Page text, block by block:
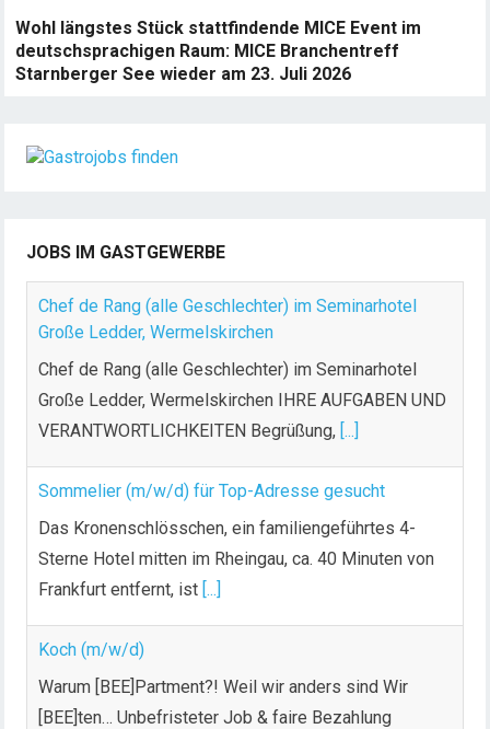
Wohl längstes Stück stattfindende MICE Event im
deutschsprachigen Raum: MICE Branchentreff
Starnberger See wieder am 23. Juli 2026
JOBS IM GASTGEWERBE
Chef de Rang (alle Geschlechter) im Seminarhotel
Große Ledder, Wermelskirchen
Chef de Rang (alle Geschlechter) im Seminarhotel
Große Ledder, Wermelskirchen IHRE AUFGABEN UND
VERANTWORTLICHKEITEN Begrüßung, [...]
Sommelier (m/w/d) für Top-Adresse gesucht
Das Kronenschlösschen, ein familiengeführtes 4-
Sterne Hotel mitten im Rheingau, ca. 40 Minuten von
Frankfurt entfernt, ist [...]
Koch (m/w/d)
Warum [BEE]Partment?! Weil wir anders sind Wir
[BEE]ten… Unbefristeter Job & faire Bezahlung